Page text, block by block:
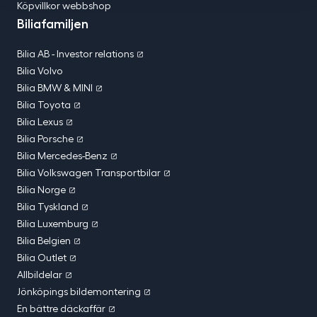
Köpvillkor webbshop
Biliafamiljen
Bilia AB - Investor relations
Bilia Volvo
Bilia BMW & MINI
Bilia Toyota
Bilia Lexus
Bilia Porsche
Bilia Mercedes-Benz
Bilia Volkswagen Transportbilar
Bilia Norge
Bilia Tyskland
Bilia Luxemburg
Bilia Belgien
Bilia Outlet
Allbildelar
Jönköpings bildemontering
En bättre däckaffär